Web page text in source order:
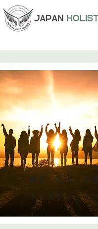
学び、伝え、つ
ホリスティック